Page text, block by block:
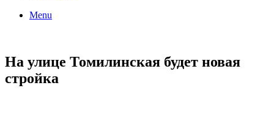
Menu
На улице Томилинская будет новая
стройка